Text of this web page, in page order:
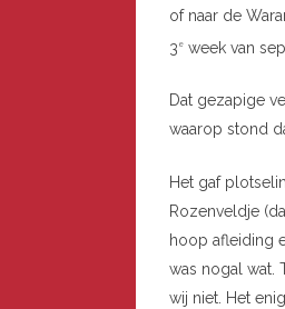
of naar de
3 e week van
Dat gezapige
waarop stond
Het gaf
Rozenveldje
hoop afleiding
was nogal wat.
wij niet. Het